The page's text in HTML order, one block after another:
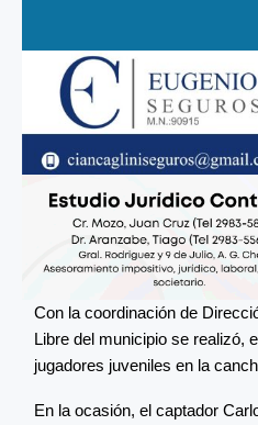
Con la coordinación de
Libre del municipio se realizó,
jugadores juveniles en la
En la ocasión, el captador